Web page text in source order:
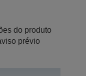
do produto
prévio